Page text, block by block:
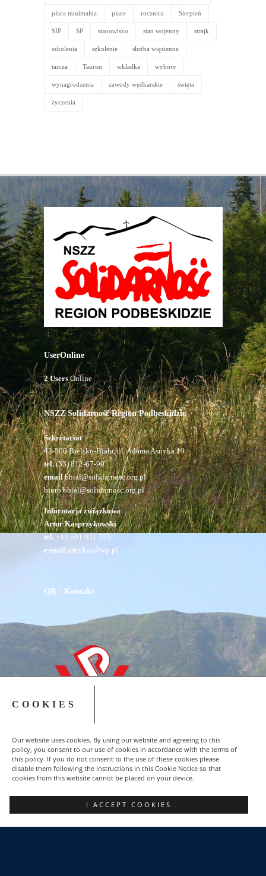
COOKIES
Our website uses cookies. By using our website and agreeing to this
policy, you consent to our use of cookies in accordance with the terms of
this policy. If you do not consent to the use of these cookies please
disable them following the instructions in this Cookie Notice so that
cookies from this website cannot be placed on your device.
I ACCEPT COOKIES
płaca minimalna płace rocznica Sierpień
SIP SP stanowisko stan wojenny strajk
szkolenia szkolenie służba więzienna
tarcza Tauron wkładka wybory
wynagrodzenia zawody wędkarskie święta
życzenia
UserOnline
2 UsersOnline
NSZZ Solidarność Region Podbeskidzie
Sekretariat
43-300 Bielsko-Biała, ul. Adama Asnyka 19
tel.(33) 812-67-90
emailbbial@solidarnosc.org.pl
biuro.bbial@solidarnosc.org.pl
Informacja związkowa
Artur Kasprzykowski
tel.+48 601 931 555
e-mail:arturkas@wp.pl
QR : Kontakt
Copyright © 2015-2023 NSZZ Solidarność - Region
Podbeskidzie